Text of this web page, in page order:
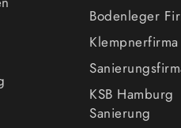
Bodenleger
Klempnerfirma
KSB Hamburg
Sanierung